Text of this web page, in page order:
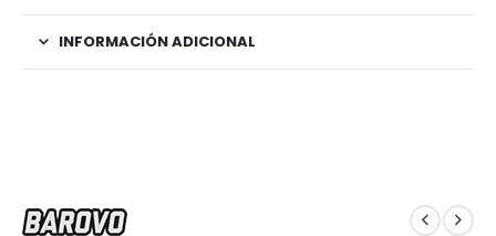
INFORMACIÓN ADICIONAL